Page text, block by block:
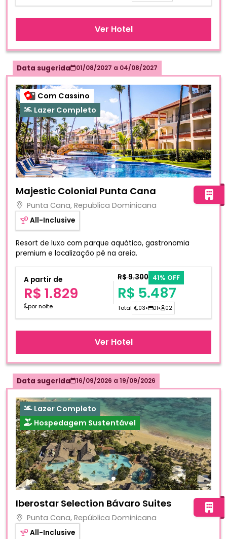
Ver Hotel
Data sugerida 01/08/2027 a 04/08/2027
Com Cassino
Lazer Completo
Majestic Colonial Punta Cana
Punta Cana, Republica Dominicana
All-Inclusive
Resort de luxo com parque aquático, gastronomia
premium e localização pé na areia.
A partir de
R$ 1.829
por noite
R$ 9.300 41% OFF
R$ 5.487
Total 03• 01• 02
Ver Hotel
Data sugerida 16/09/2026 a 19/09/2026
Lazer Completo
Hospedagem Sustentável
Iberostar Selection Bávaro Suites
Punta Cana, República Dominicana
All-Inclusive